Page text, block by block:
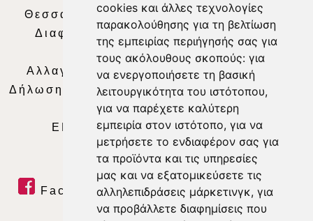
cookies και άλλες τεχνολογίες
παρακολούθησης για τη βελτίωση
της εμπειρίας περιήγησής σας για
τους ακόλουθους σκοπούς: για
να ενεργοποιήσετε τη βασική
λειτουργικότητα του ιστότοπου,
για να παρέχετε καλύτερη
εμπειρία στον ιστότοπο, για να
μετρήσετε το ενδιαφέρον σας για
τα προϊόντα και τις υπηρεσίες
μας και να εξατομικεύσετε τις
αλληλεπιδράσεις μάρκετινγκ, για
να προβάλλετε διαφημίσεις που
Θεσσαλία Τηλεόραση|SNG Services
Διαφήμιση | Όροι Χρήσης |Δήλωση
Απορρήτου |
Περιεχόμενο
Αλλαγή Προτιμήσεων για τα Cookies
Δήλωση συμμόρφωσης με τη σύσταση (ΕΕ)
2018/334|Ταυτότητα
ΕΝΗΜΕΡΩΣΗ |WEB TV| LIVE
Facebook| Twitter | Youtube
RSS Feed